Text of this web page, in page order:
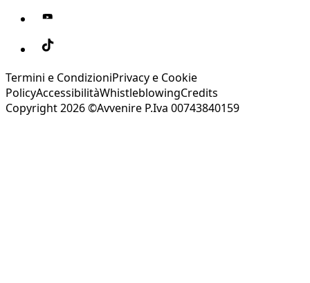
Termini e CondizioniPrivacy e Cookie
PolicyAccessibilitàWhistleblowingCredits
Copyright 2026 ©Avvenire P.Iva 00743840159